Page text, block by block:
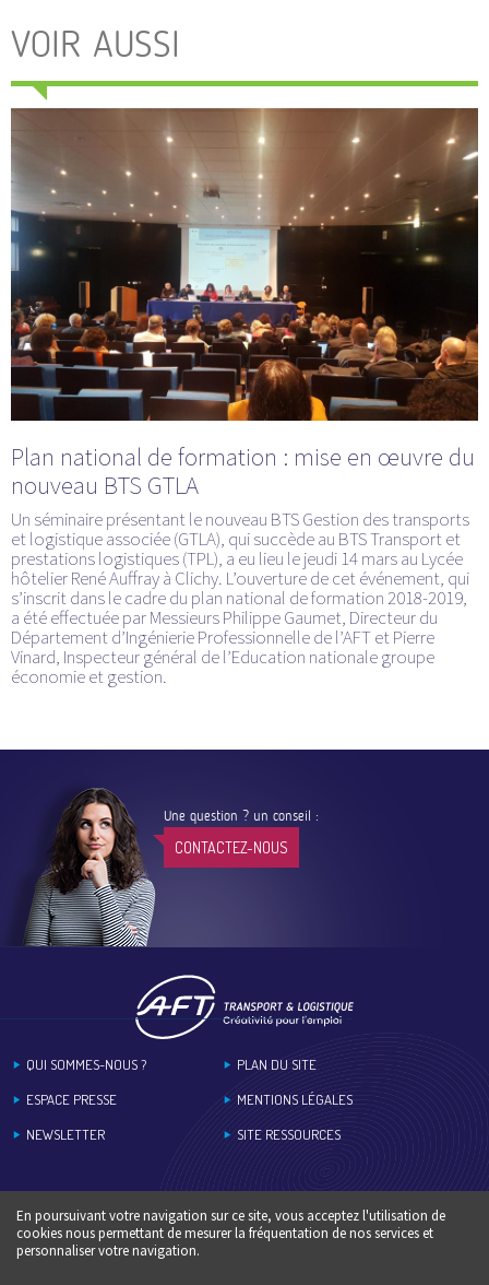
VOIR AUSSI
Plan national de formation : mise en œuvre du
nouveau BTS GTLA
Un séminaire présentant le nouveau BTS Gestion des transports
et logistique associée (GTLA), qui succède au BTS Transport et
prestations logistiques (TPL), a eu lieu le jeudi 14 mars au Lycée
hôtelier René Auffray à Clichy. L’ouverture de cet événement, qui
s’inscrit dans le cadre du plan national de formation 2018-2019,
a été effectuée par Messieurs Philippe Gaumet, Directeur du
Département d’Ingénierie Professionnelle de l’AFT et Pierre
Vinard, Inspecteur général de l’Education nationale groupe
économie et gestion.
Une question ? un conseil :
CONTACTEZ-NOUS
QUI SOMMES-NOUS ?
ESPACE PRESSE
NEWSLETTER
PLAN DU SITE
MENTIONS LÉGALES
SITE RESSOURCES
En poursuivant votre navigation sur ce site, vous acceptez l'utilisation de
cookies nous permettant de mesurer la fréquentation de nos services et
personnaliser votre navigation.